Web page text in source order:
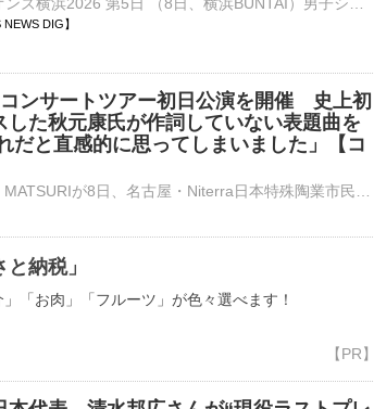
DIG】
ンサートツアー初日公演を開催 史上初
した秋元康氏が作詞していない表題曲を
だと直感的に思ってしまいました」【コ
納税」
「お肉」「フルーツ」が色々選べます！